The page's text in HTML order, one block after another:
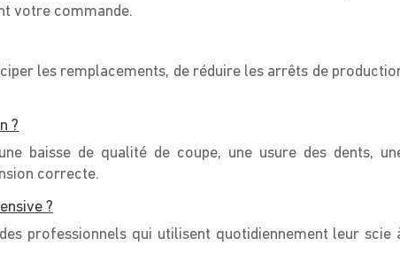
votre commande.
les remplacements, de réduire les arrêts de
?
baisse de qualité de coupe, une usure des dents,
correcte.
?
professionnels qui utilisent quotidiennement leur scie